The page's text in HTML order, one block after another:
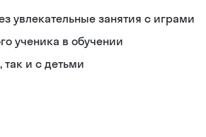
увлекательные занятия с играми
ученика в обучении
так и с детьми